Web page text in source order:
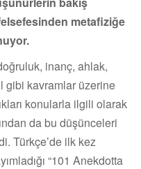
metafiziğe
inanç, ahlak,
gibi kavramlar üzerine
konularla ilgili olarak
da bu düşünceleri
Türkçe’de ilk kez
“101 Anekdotta